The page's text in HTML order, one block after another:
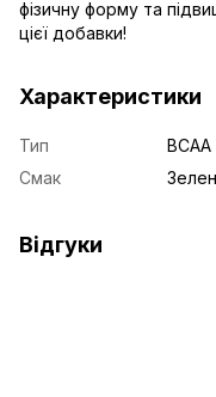
фізичну форму та
цієї добавки!
Характеристики
Тип
BCAA
Смак
Відгуки